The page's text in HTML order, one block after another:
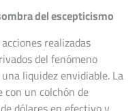
del escepticismo
realizadas
del fenómeno
liquidez envidiable. La
un colchón de